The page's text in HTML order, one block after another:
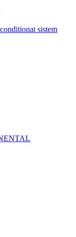
sistem